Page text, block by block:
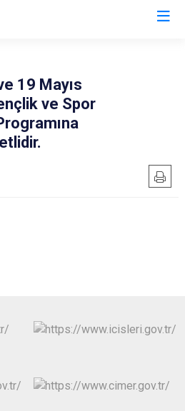
19 Mayıs
ve Spor